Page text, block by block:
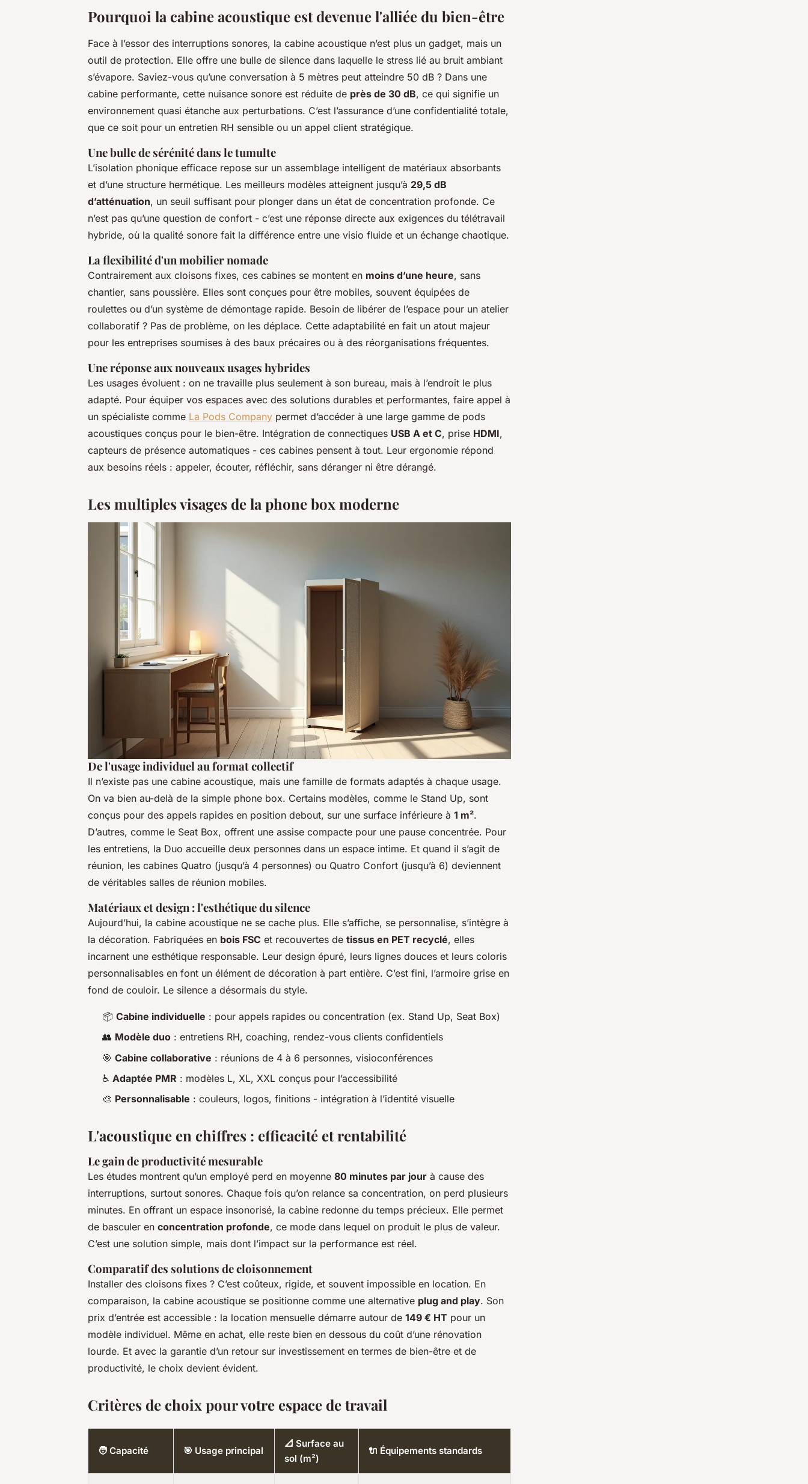
Pourquoi la cabine acoustique est devenue l'alliée du bien-être
Face à l’essor des interruptions sonores, la cabine acoustique n’est plus un gadget, mais un
outil de protection. Elle offre une bulle de silence dans laquelle le stress lié au bruit ambiant
s’évapore. Saviez-vous qu’une conversation à 5 mètres peut atteindre 50 dB ? Dans une
cabine performante, cette nuisance sonore est réduite de près de 30 dB, ce qui signifie un
environnement quasi étanche aux perturbations. C’est l’assurance d’une confidentialité totale,
que ce soit pour un entretien RH sensible ou un appel client stratégique.
Une bulle de sérénité dans le tumulte
L’isolation phonique efficace repose sur un assemblage intelligent de matériaux absorbants
et d’une structure hermétique. Les meilleurs modèles atteignent jusqu’à 29,5 dB
d’atténuation, un seuil suffisant pour plonger dans un état de concentration profonde. Ce
n’est pas qu’une question de confort - c’est une réponse directe aux exigences du télétravail
hybride, où la qualité sonore fait la différence entre une visio fluide et un échange chaotique.
La flexibilité d'un mobilier nomade
Contrairement aux cloisons fixes, ces cabines se montent en moins d’une heure, sans
chantier, sans poussière. Elles sont conçues pour être mobiles, souvent équipées de
roulettes ou d’un système de démontage rapide. Besoin de libérer de l’espace pour un atelier
collaboratif ? Pas de problème, on les déplace. Cette adaptabilité en fait un atout majeur
pour les entreprises soumises à des baux précaires ou à des réorganisations fréquentes.
Une réponse aux nouveaux usages hybrides
Les usages évoluent : on ne travaille plus seulement à son bureau, mais à l’endroit le plus
adapté. Pour équiper vos espaces avec des solutions durables et performantes, faire appel à
un spécialiste comme La Pods Company permet d’accéder à une large gamme de pods
acoustiques conçus pour le bien-être. Intégration de connectiques USB A et C, prise HDMI,
capteurs de présence automatiques - ces cabines pensent à tout. Leur ergonomie répond
aux besoins réels : appeler, écouter, réfléchir, sans déranger ni être dérangé.
Les multiples visages de la phone box moderne
De l'usage individuel au format collectif
Il n’existe pas une cabine acoustique, mais une famille de formats adaptés à chaque usage.
On va bien au-delà de la simple phone box. Certains modèles, comme le Stand Up, sont
conçus pour des appels rapides en position debout, sur une surface inférieure à 1 m².
D’autres, comme le Seat Box, offrent une assise compacte pour une pause concentrée. Pour
les entretiens, la Duo accueille deux personnes dans un espace intime. Et quand il s’agit de
réunion, les cabines Quatro (jusqu’à 4 personnes) ou Quatro Confort (jusqu’à 6) deviennent
de véritables salles de réunion mobiles.
Matériaux et design : l'esthétique du silence
Aujourd’hui, la cabine acoustique ne se cache plus. Elle s’affiche, se personnalise, s’intègre à
la décoration. Fabriquées en bois FSC et recouvertes de tissus en PET recyclé, elles
incarnent une esthétique responsable. Leur design épuré, leurs lignes douces et leurs coloris
personnalisables en font un élément de décoration à part entière. C’est fini, l’armoire grise en
fond de couloir. Le silence a désormais du style.
📦 Cabine individuelle : pour appels rapides ou concentration (ex. Stand Up, Seat Box)
👥 Modèle duo : entretiens RH, coaching, rendez-vous clients confidentiels
🎯 Cabine collaborative : réunions de 4 à 6 personnes, visioconférences
♿ Adaptée PMR : modèles L, XL, XXL conçus pour l’accessibilité
🎨 Personnalisable : couleurs, logos, finitions - intégration à l’identité visuelle
L'acoustique en chiffres : efficacité et rentabilité
Le gain de productivité mesurable
Les études montrent qu’un employé perd en moyenne 80 minutes par jour à cause des
interruptions, surtout sonores. Chaque fois qu’on relance sa concentration, on perd plusieurs
minutes. En offrant un espace insonorisé, la cabine redonne du temps précieux. Elle permet
de basculer en concentration profonde, ce mode dans lequel on produit le plus de valeur.
C’est une solution simple, mais dont l’impact sur la performance est réel.
Comparatif des solutions de cloisonnement
Installer des cloisons fixes ? C’est coûteux, rigide, et souvent impossible en location. En
comparaison, la cabine acoustique se positionne comme une alternative plug and play. Son
prix d’entrée est accessible : la location mensuelle démarre autour de 149 € HT pour un
modèle individuel. Même en achat, elle reste bien en dessous du coût d’une rénovation
lourde. Et avec la garantie d’un retour sur investissement en termes de bien-être et de
productivité, le choix devient évident.
Critères de choix pour votre espace de travail
🧑 Capacité 🎯 Usage principal
📐 Surface au
sol (m²)
🔌 Équipements standards